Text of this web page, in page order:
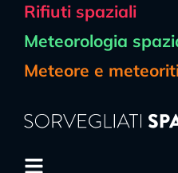
Rifiuti spaziali
Meteorologia
Meteore e